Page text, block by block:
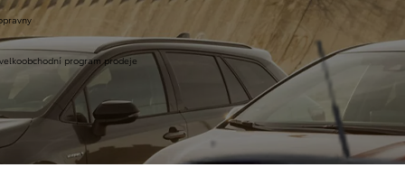
program prodeje